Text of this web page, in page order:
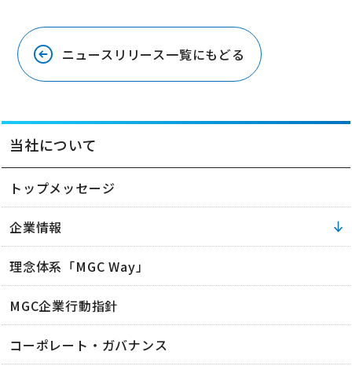
ニュースリリース一覧にもどる
当社について
トップメッセージ
企業情報
理念体系「MGC Way」
MGC企業行動指針
コーポレート・ガバナンス